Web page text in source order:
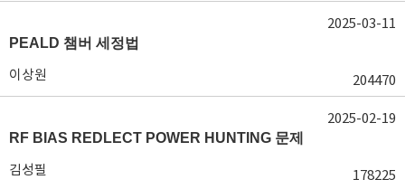
PEALD 챔버 세정법
이상원 204470
2025-03-11
RF BIAS REDLECT POWER HUNTING 문제
김성필 178225
2025-02-19